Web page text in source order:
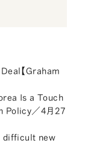
【Graham
Is a Touch
Policy／4月27
difficult new